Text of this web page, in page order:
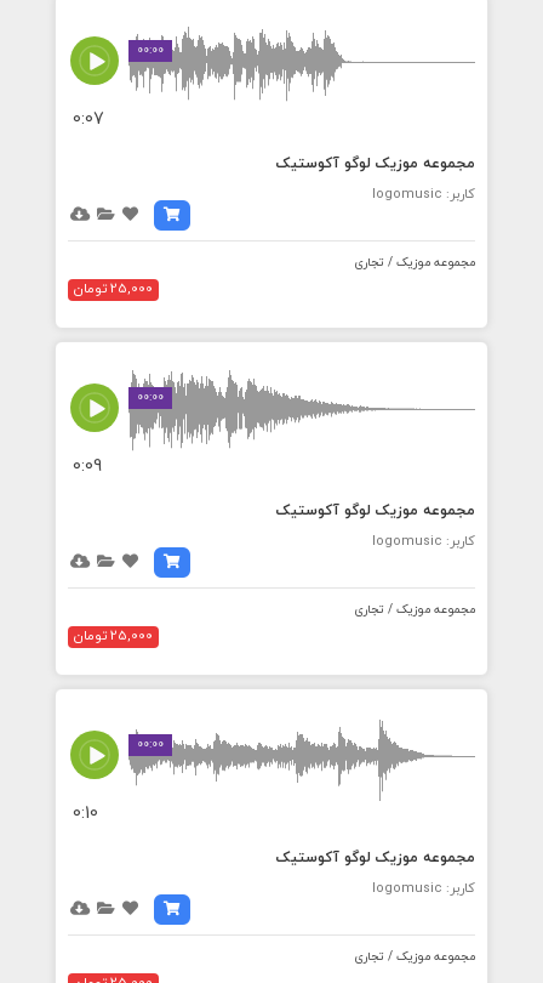
00:00
0:07
مجموعه موزیک لوگو آکوستیک
کاربر: logomusic
مجموعه موزیک / تجاری
25,000 تومان
00:00
0:09
مجموعه موزیک لوگو آکوستیک
کاربر: logomusic
مجموعه موزیک / تجاری
25,000 تومان
00:00
0:10
مجموعه موزیک لوگو آکوستیک
کاربر: logomusic
مجموعه موزیک / تجاری